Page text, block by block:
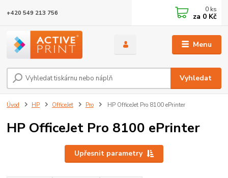
Menu
Vyhledat
+420 549 213 756 0 ks
za 0 Kč
Úvod HP OfficeJet Pro HP OfficeJet Pro 8100 ePrinter
HP OfficeJet Pro 8100 ePrinter
Upřesnit parametry